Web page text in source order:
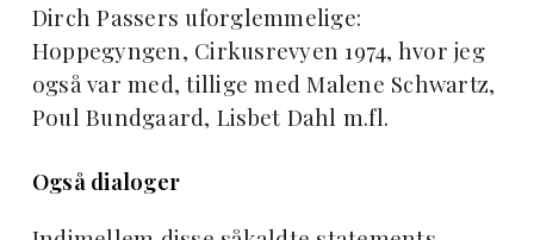
Dirch Passers uforglemmelige:
Hoppegyngen, Cirkusrevyen 1974, hvor jeg
også var med, tillige med Malene Schwartz,
Poul Bundgaard, Lisbet Dahl m.fl.
Også dialoger